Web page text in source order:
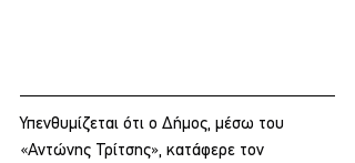
Υπενθυμίζεται ότι ο Δήμος, μέσω του
«Αντώνης Τρίτσης», κατάφερε τον